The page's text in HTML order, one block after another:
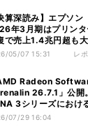
算深読み】エプソン
年3月期はプリンタ
で売上1.4兆円超も大
、今期は増収増益見
05/07 15:31 レ
Radeon
26.7.1」公開。
3シリーズにおけ
多数解消
07/29 16:04